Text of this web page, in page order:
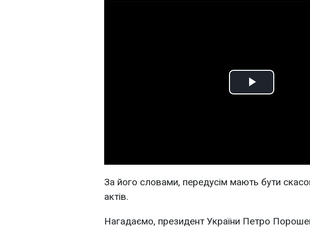
Play
За його словами, передусім мають бути
актів.
Нагадаємо, президент України Петро